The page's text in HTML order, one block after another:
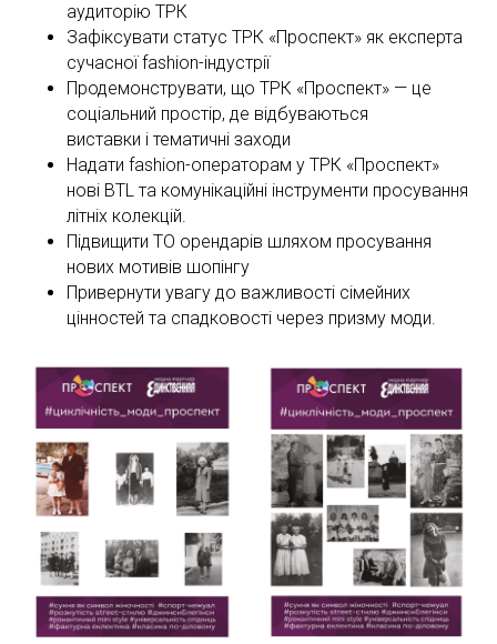
аудиторію ТРК
Зафіксувати статус ТРК «Проспект» як експерта
сучасної fashion-індустрії
Продемонструвати, що ТРК «Проспект» — це
соціальний простір, де відбуваються
виставки і тематичні заходи
Надати fashion-операторам у ТРК «Проспект»
нові BTL та комунікаційні інструменти просування
літніх колекцій.
Підвищити ТО орендарів шляхом просування
нових мотивів шопінгу
Привернути увагу до важливості сімейних
цінностей та спадковості через призму моди.